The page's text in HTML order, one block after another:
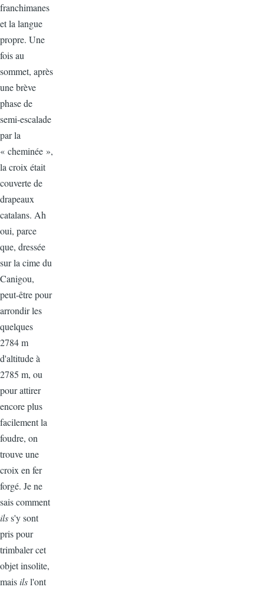
franchimanes
et la langue
propre. Une
fois au
sommet, après
une brève
phase de
semi-escalade
par la
« cheminée »,
la croix était
couverte de
drapeaux
catalans. Ah
oui, parce
que, dressée
sur la cime du
Canigou,
peut-être pour
arrondir les
quelques
2784 m
d'altitude à
2785 m, ou
pour attirer
encore plus
facilement la
foudre, on
trouve une
croix en fer
forgé. Je ne
sais comment
ilss'y sont
pris pour
trimbaler cet
objet insolite,
maisilsl'ont